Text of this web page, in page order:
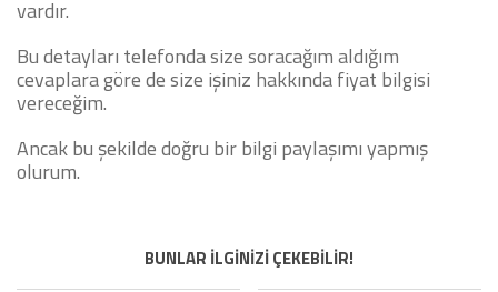
vardır.
Bu detayları telefonda size soracağım aldığım
cevaplara göre de size işiniz hakkında fiyat bilgisi
vereceğim.
Ancak bu şekilde doğru bir bilgi paylaşımı yapmış
olurum.
BUNLAR İLGİNİZİ ÇEKEBİLİR!